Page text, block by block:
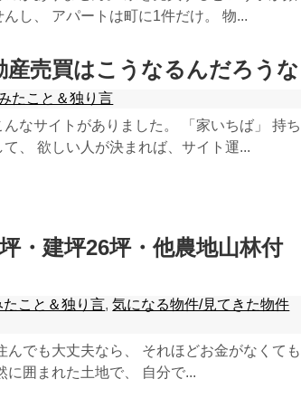
し、 アパートは町に1件だけ。 物...
産売買はこうなるんだろうな
たこと＆独り言
なサイトがありました。 「家いちば」 持ち
、 欲しい人が決まれば、サイト運...
・建坪26坪・他農地山林付
たこと＆独り言,気になる物件/見てきた物件
んでも大丈夫なら、 それほどお金がなくても
に囲まれた土地で、 自分で...